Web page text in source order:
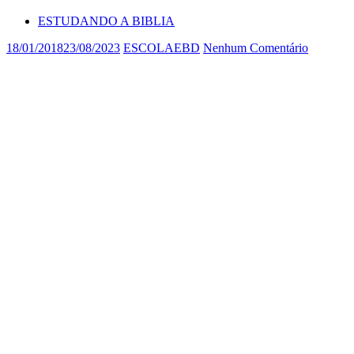
ESTUDANDO A BIBLIA
18/01/201823/08/2023 ESCOLAEBD Nenhum Comentário